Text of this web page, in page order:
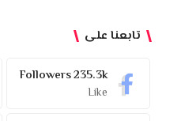
تابعنا على
235.3k
Followers
Like